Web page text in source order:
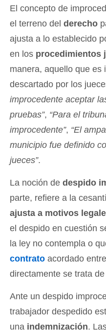
El concepto de
el terreno del derecho
ajusta a lo establecido
en los procedimientos
manera, aquello que es
descartado por los
improcedente aceptar
pruebas”, “Para el
improcedente”, “El
municipio fue definido
jueces”.
La noción de despido
parte, refiere a la
ajusta a motivos
el despido en cuestión
la ley no contempla o
contrato acordado
directamente se trata
Ante un despido
trabajador despedido
una indemnización.